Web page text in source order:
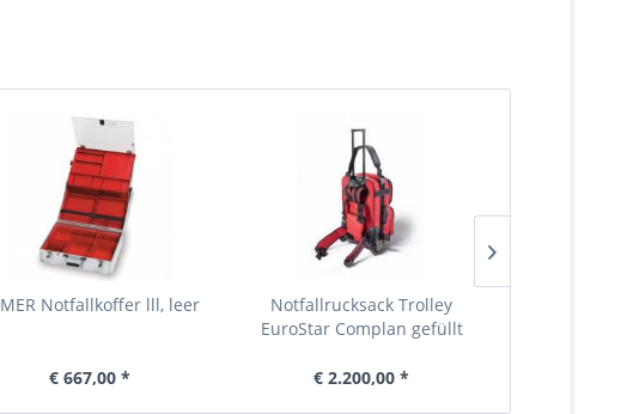
Notfallkoffer lll, leer
€ 667,00 *
Notfallrucksack Trolley
EuroStar Complan gefüllt
€ 2.200,00 *